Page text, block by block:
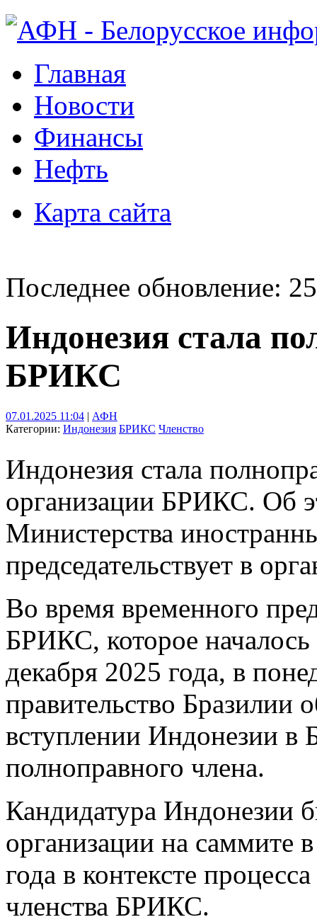
Главная
Новости
Финансы
Нефть
Карта сайта
Последнее обновление:
Индонезия стала
БРИКС
07.01.2025 11:04 | АФН
Категории: Индонезия БРИКС Членство
Индонезия стала
организации БРИКС. Об
Министерства
председательствует в
Во время временного
БРИКС, которое
декабря 2025 года, в
правительство Бразилии
вступлении Индонезии в
полноправного члена.
Кандидатура Индонезии
организации на саммите
года в контексте
членства БРИКС.